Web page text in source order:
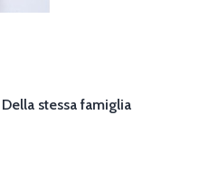
Della stessa famiglia